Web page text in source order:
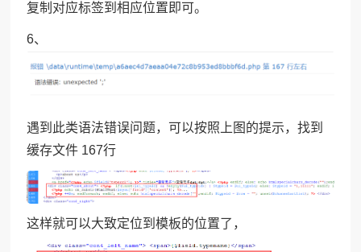
复制对应标签到相应位置即可。
6、
遇到此类语法错误问题，可以按照上图的提示，找到
缓存文件 167行
这样就可以大致定位到模板的位置了，